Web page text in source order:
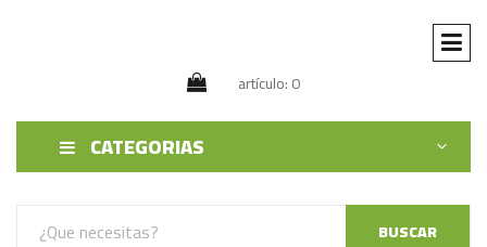
artículo: 0
CATEGORIAS
BUSCAR